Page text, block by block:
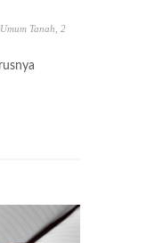
Umum Tanah 2